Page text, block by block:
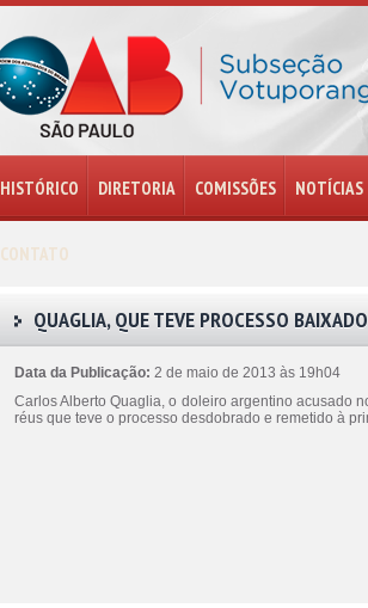
HISTÓRICO DIRETORIA COMISSÕES NOTÍCIAS
CONTATO
QUAGLIA, QUE TEVE PROCESSO
Data da Publicação: 2 de maio de 2013 às 19h04
Carlos Alberto Quaglia, o doleiro argentino acusado
réus que teve o processo desdobrado e remetido à